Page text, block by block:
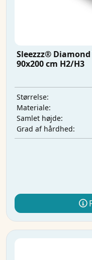
Sleezzz®
90x200 cm H2/H3
Størrelse:
Materiale:
Samlet højde:
Grad af hårdhed: